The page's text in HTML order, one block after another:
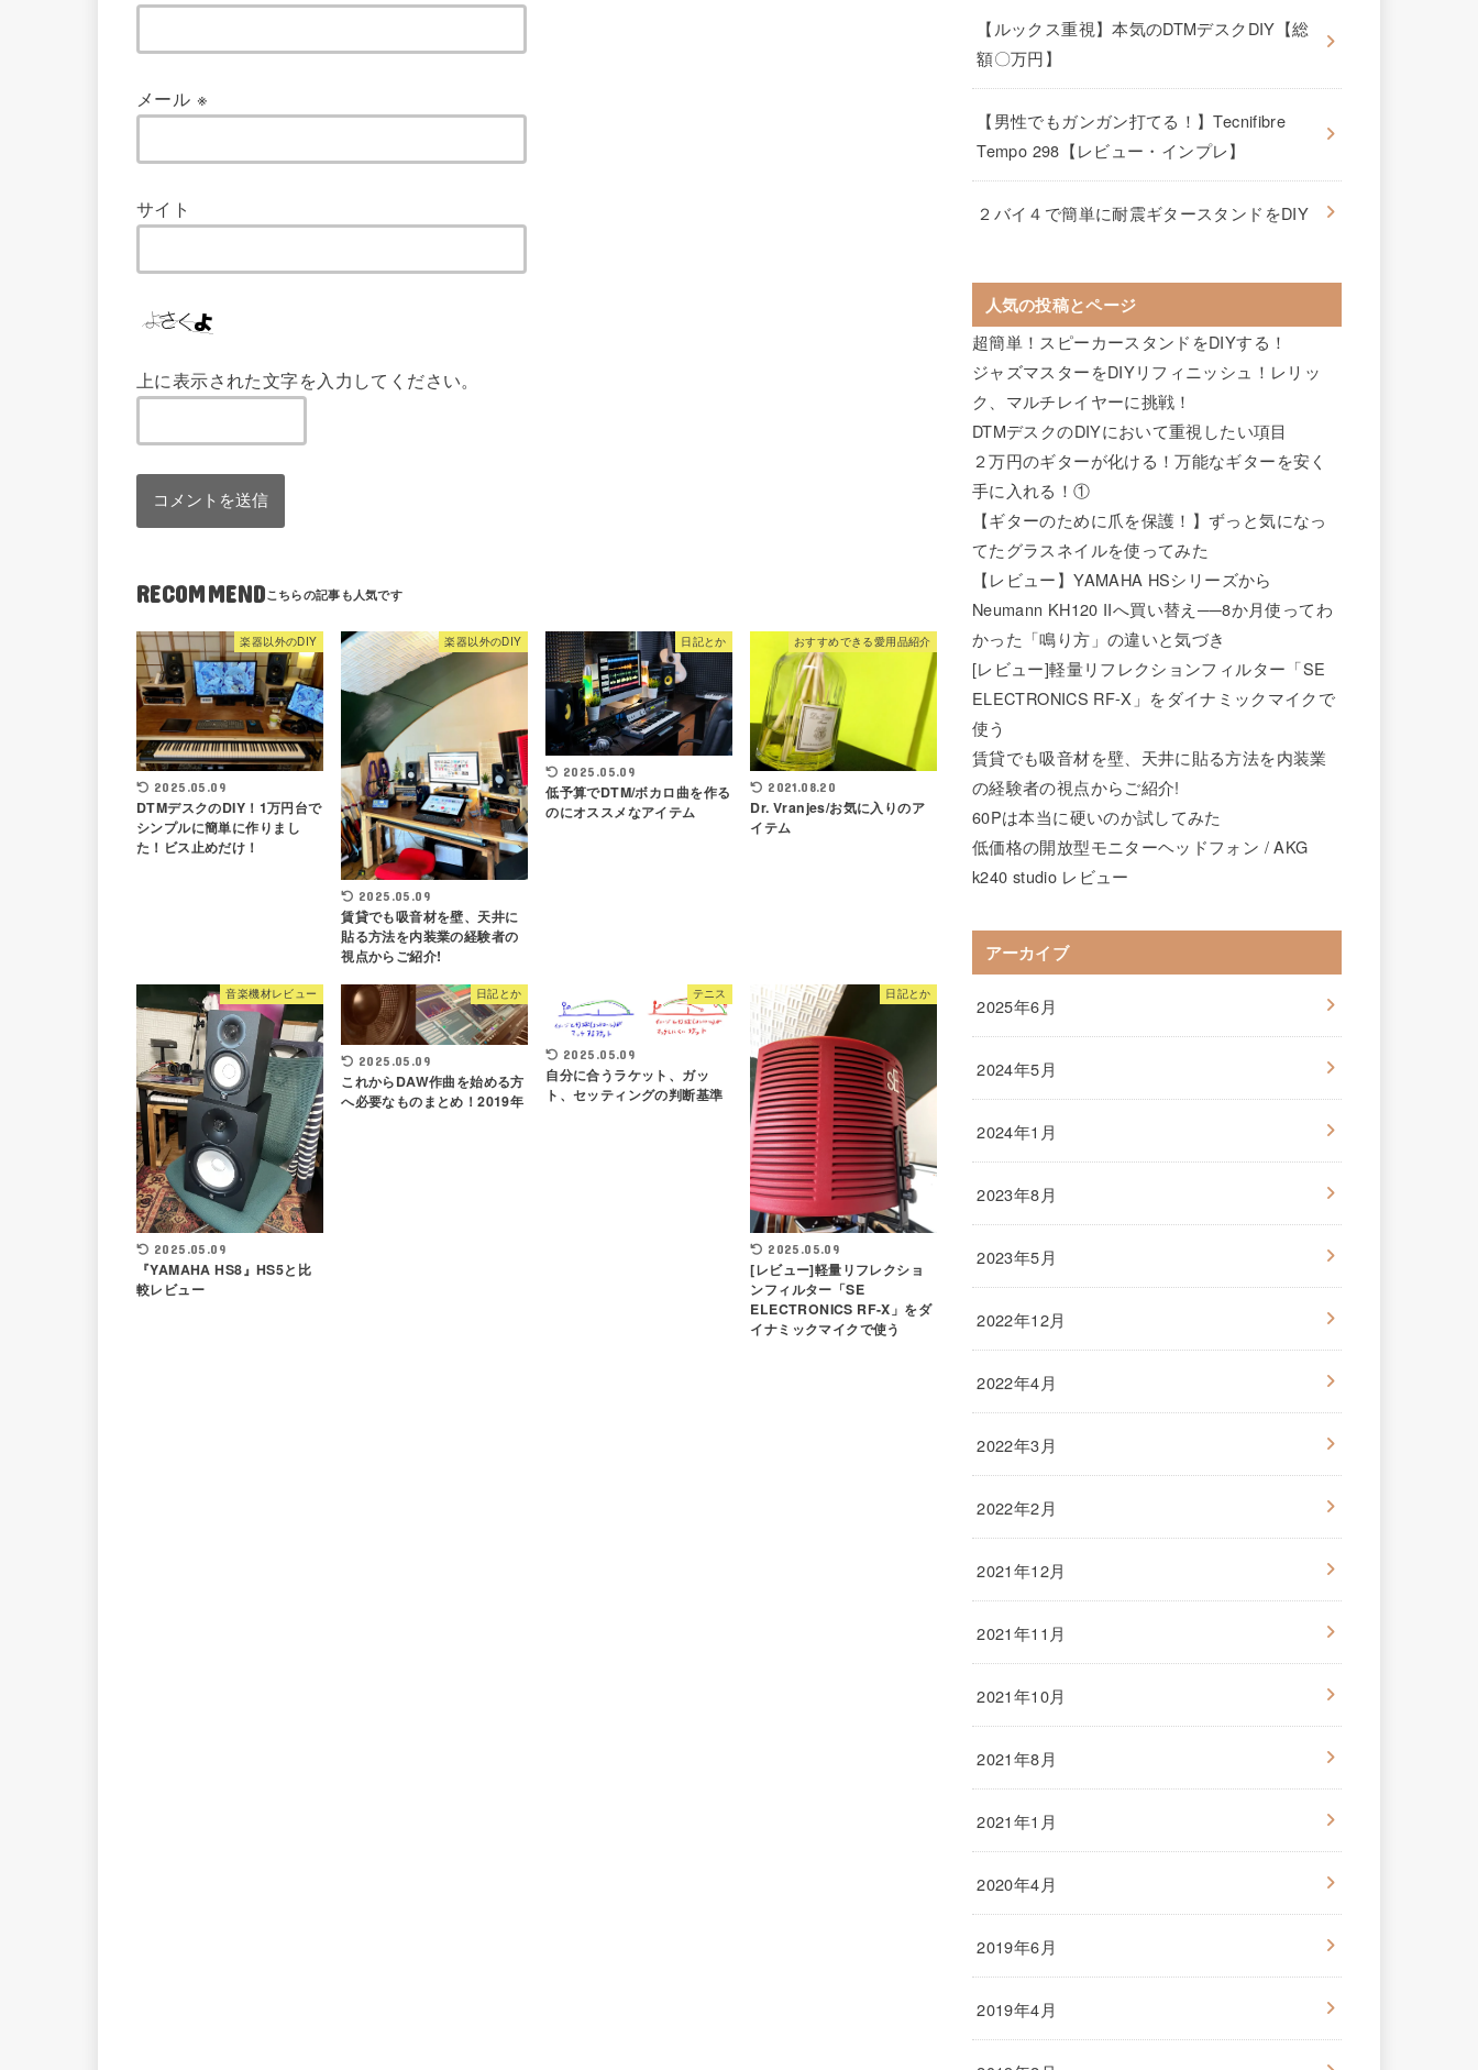
メール ※
サイト
上に表示された文字を入力してください。
RECOMMEND
楽器以外のDIY
2025.05.09
DTMデスクのDIY！1万円台で
シンプルに簡単に作りまし
た！ビス止めだけ！
楽器以外のDIY
2025.05.09
賃貸でも吸音材を壁、天井に
貼る方法を内装業の経験者の
視点からご紹介!
日記とか
2025.05.09
低予算でDTM/ボカロ曲を作る
のにオススメなアイテム
おすすめできる愛用品紹介
2021.08.20
Dr. Vranjes/お気に入りのア
イテム
音楽機材レビュー
2025.05.09
『YAMAHA HS8』HS5と比
較レビュー
日記とか
2025.05.09
これからDAW作曲を始める方
へ必要なものまとめ！2019年
テニス
2025.05.09
自分に合うラケット、ガッ
ト、セッティングの判断基準
日記とか
2025.05.09
[レビュー]軽量リフレクショ
ンフィルター「SE
ELECTRONICS RF-X」をダ
イナミックマイクで使う
【ルックス重視】本気のDTMデスクDIY【総
額〇万円】
【男性でもガンガン打てる！】Tecnifibre
Tempo 298【レビュー・インプレ】
２バイ４で簡単に耐震ギタースタンドをDIY
人気の投稿とページ
超簡単！スピーカースタンドをDIYする！
ジャズマスターをDIYリフィニッシュ！レリッ
ク、マルチレイヤーに挑戦！
DTMデスクのDIYにおいて重視したい項目
２万円のギターが化ける！万能なギターを安く
手に入れる！①
【ギターのために爪を保護！】ずっと気になっ
てたグラスネイルを使ってみた
【レビュー】YAMAHA HSシリーズから
Neumann KH120 IIへ買い替え──8か月使ってわ
かった「鳴り方」の違いと気づき
[レビュー]軽量リフレクションフィルター「SE
ELECTRONICS RF-X」をダイナミックマイクで
使う
賃貸でも吸音材を壁、天井に貼る方法を内装業
の経験者の視点からご紹介!
60Pは本当に硬いのか試してみた
低価格の開放型モニターヘッドフォン / AKG
k240 studio レビュー
アーカイブ
2025年6月
2024年5月
2024年1月
2023年8月
2023年5月
2022年12月
2022年4月
2022年3月
2022年2月
2021年12月
2021年11月
2021年10月
2021年8月
2021年1月
2020年4月
2019年6月
2019年4月